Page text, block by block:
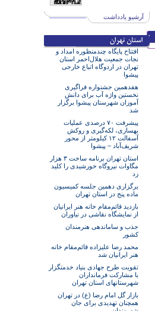
آرشیو یادداشت
افتتاح پایگاه چندمنظوره امداد و
نجات جمعیت هلال‌احمر استان
تهران در اردوگاه اتباع خارجی
پیشوا
هفدهمین جشنواره فراگیری
نخستین واژه آب برای دانش
آموزان شهرستان پیشوا برگزار
شد
پیشرفت ۷۰ درصدی عملیات
بهسازی، لکه‌گیری و روکش
آسفالت ۱۲ کیلومتر از محور
شریف‌آباد – پیشوا
استان تهران برنامه ساخت ۳ هزار
مگاوات نیروگاه خورشیدی را کلید
زد
برگزاری دهمین جلسه کمیسیون
ماده پنج در استان تهران
بازدید قائم‌مقام خانه هنر ایرانیان
از نمایشگاه نقاشی در نیاوران
جذب و ساماندهی هنرمندان
کشور
محمد رضا علیزاده قائم‌مقام خانه
هنر ایرانیان شد
تقویت طرح جهادی بنیاد خدمتگزار
با مشارکت فرمانداران
شهرستانهای استان تهران
بازار گل امام رضا (ع) در تهران
همچنان تهدیدی برای جان